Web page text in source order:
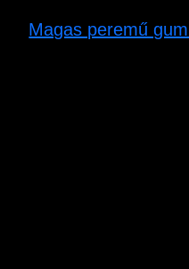
Magas peremű